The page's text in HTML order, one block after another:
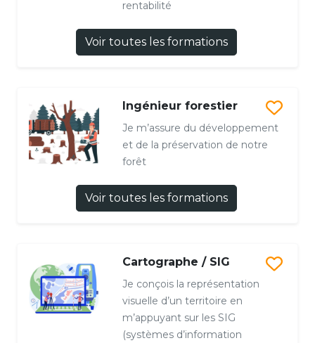
rentabilité
Voir toutes les formations
Ingénieur forestier
Je m’assure du développement
et de la préservation de notre
forêt
Voir toutes les formations
Cartographe / SIG
Je conçois la représentation
visuelle d’un territoire en
m’appuyant sur les SIG
(systèmes d’information